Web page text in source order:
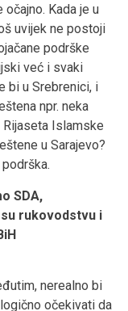
Kada je u
uvijek ne postoji
podrške
već i svaki
bi u Srebrenici, i
npr. neka
Islamske
u Sarajevo?
SDA,
rukovodstvu i
nerealno bi
očekivati da